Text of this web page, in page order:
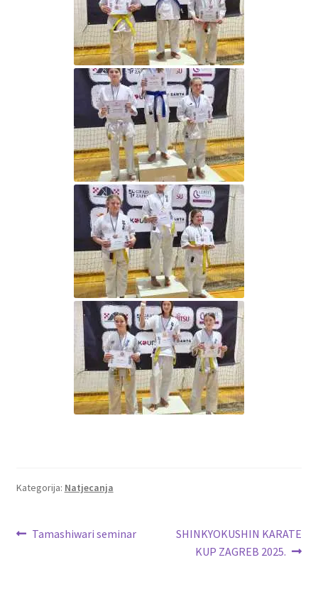
Kategorija: Natjecanja
Navigacija
Prethodna
Tamashiwari seminar
Sljedeća
objava:
SHINKYOKUSHIN KARATE
KUP ZAGREB 2025.